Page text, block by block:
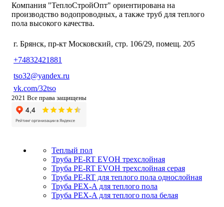
Компания "ТеплоСтройОпт" ориентирована на
производство водопроводных, а также труб для теплого
пола высокого качества.
г. Брянск, пр-кт Московский, стр. 106/29, помещ. 205
+74832421881
tso32@yandex.ru
vk.com/32tso
2021 Все права защищены
Теплый пол
Труба PE-RT EVOH трехслойная
Труба PE-RT EVOH трехслойная серая
Труба PE-RT для теплого пола однослойная
Труба PEX-A для теплого пола
Труба PEX-A для теплого пола белая